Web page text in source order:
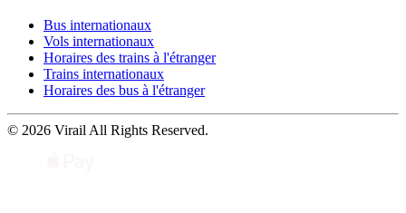
Bus internationaux
Vols internationaux
Horaires des trains à l'étranger
Trains internationaux
Horaires des bus à l'étranger
© 2026 Virail All Rights Reserved.